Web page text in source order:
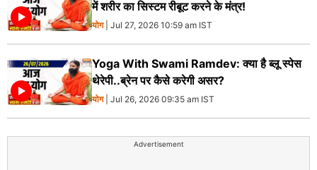
में शरीर का सिस्टम रीबूट करने के मंत्र!
योग| Jul 27, 2026 10:59 am IST
Yoga With Swami Ramdev: क्या है ब्लू स्पेस
थेरेपी..ब्रेन पर कैसे करेगी असर?
योग| Jul 26, 2026 09:35 am IST
Advertisement